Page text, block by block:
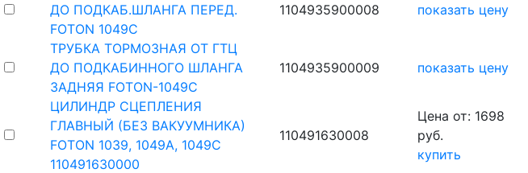
ДО ПОДКАБ.ШЛАНГА ПЕРЕД.
FOTON 1049С
1104935900008 показать цену
ТРУБКА ТОРМОЗНАЯ ОТ ГТЦ
ДО ПОДКАБИННОГО ШЛАНГА
ЗАДНЯЯ FOTON-1049C
1104935900009 показать цену
ЦИЛИНДР СЦЕПЛЕНИЯ
ГЛАВНЫЙ (БЕЗ ВАКУУМНИКА)
FOTON 1039, 1049А, 1049С
110491630000
110491630008
Цена от: 1698
руб.
купить